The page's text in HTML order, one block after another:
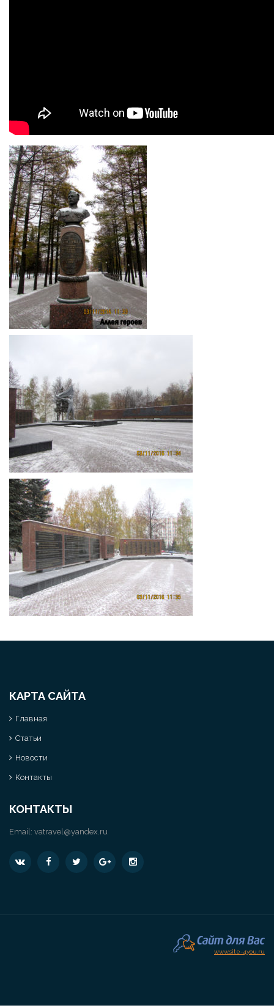
КАРТА САЙТА
Главная
Статьи
Новости
Контакты
КОНТАКТЫ
Email: vatravel@yandex.ru
www.site-4you.ru